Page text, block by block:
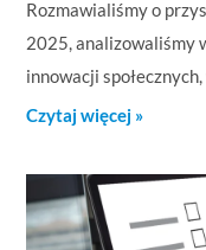
Rozmawialiśmy o
2025, analizowaliśmy
innowacji
Czytaj więcej »